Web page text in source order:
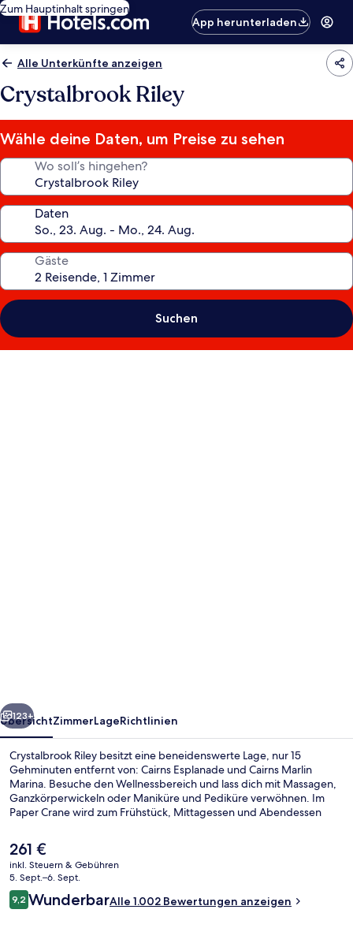
Zum Hauptinhalt springen
App herunterladen
Alle Unterkünfte anzeigen
Crystalbrook Riley
Wähle deine Daten, um Preise zu sehen
Wo soll’s hingehen?
Daten
Gäste
Suchen
Weiter
123+
ÜbersichtZimmerLageRichtlinien
Crystalbrook Riley besitzt eine beneidenswerte Lage, nur 15
Gehminuten entfernt von: Cairns Esplanade und Cairns Marlin
Marina. Besuche den Wellnessbereich und lass dich mit Massagen,
Ganzkörperwickeln oder Maniküre und Pediküre verwöhnen. Im
Paper Crane wird zum Frühstück, Mittagessen und Abendessen
im luxuriösen Stil 2 Bars/Lounges, einen Außenpool und eine
Poolbar. Andere Reisende lieben den Pool und das hilfsbereite
Personal.
Der
aktuelle
Preis
beträgt
261 €.
261 €
inkl. Steuern & Gebühren
5. Sept.–6. Sept.
Bewertungen
9,29,2 von 10.
WunderbarAlle 1.002 Bewertungen anzeigen